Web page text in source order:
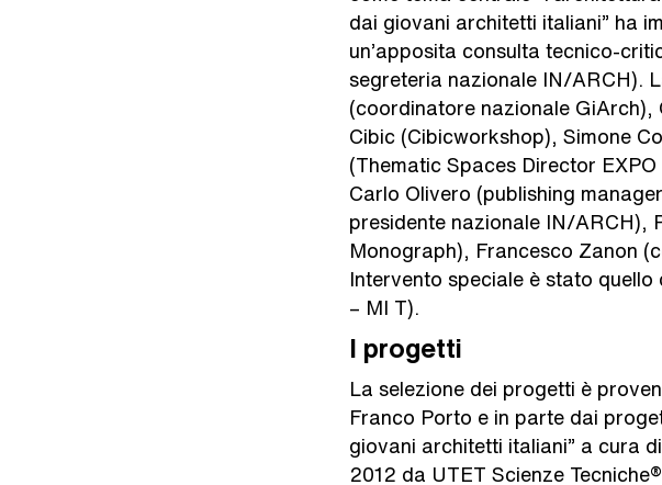
dai giovani architetti italiani” ha
un’apposita consulta tecnico-
segreteria nazionale IN/ARCH).
(coordinatore nazionale GiArch),
Cibic (Cibicworkshop), Simone
(Thematic Spaces Director
Carlo Olivero (publishing
presidente nazionale IN/ARCH),
Monograph), Francesco Zanon
Intervento speciale è stato
– MI T).
I progetti
La selezione dei progetti è
Franco Porto e in parte dai
giovani architetti italiani” a cura
2012 da UTET Scienze